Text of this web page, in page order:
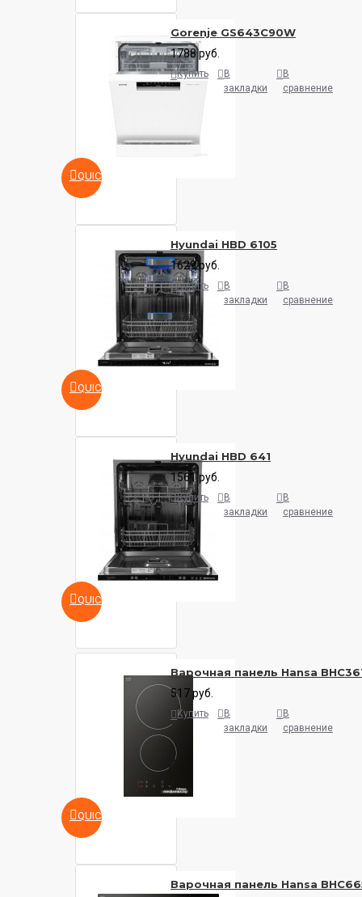
QUICKVIEW
Gorenje GS643C90W
1788 руб.
Купить
В
закладки
В
сравнение
QUICKVIEW
Hyundai HBD 6105
1629 руб.
Купить
В
закладки
В
сравнение
QUICKVIEW
Hyundai HBD 641
1561 руб.
Купить
В
закладки
В
сравнение
QUICKVIEW
Варочная панель Hansa
517 руб.
Купить
В
закладки
В
сравнение
Варочная панель Hansa